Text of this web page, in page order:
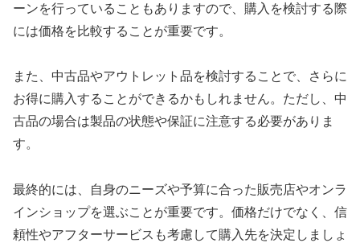
ーンを行っていることもありますので、購入を検討する際
には価格を比較することが重要です。
また、中古品やアウトレット品を検討することで、さらに
お得に購入することができるかもしれません。ただし、中
古品の場合は製品の状態や保証に注意する必要がありま
す。
最終的には、自身のニーズや予算に合った販売店やオンラ
インショップを選ぶことが重要です。価格だけでなく、信
頼性やアフターサービスも考慮して購入先を決定しましょ